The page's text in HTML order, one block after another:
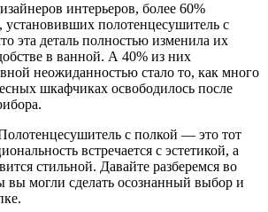
интерьеров, более 60%
установивших полотенцесушитель с
эта деталь полностью изменила их
в ванной. А 40% из них
неожиданностью стало то, как много
шкафчиках освободилось после
с полкой — это тот
встречается с эстетикой, а
стильной. Давайте разберемся во
вы могли сделать осознанный выбор и